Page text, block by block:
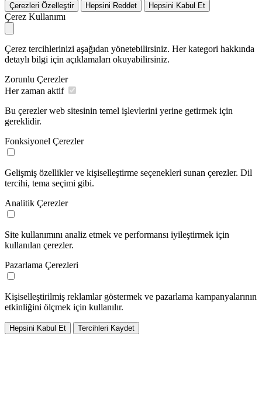
Çerezleri Özelleştir Hepsini Reddet Hepsini Kabul Et
Çerez Kullanımı
Çerez tercihlerinizi aşağıdan yönetebilirsiniz. Her kategori hakkında
detaylı bilgi için açıklamaları okuyabilirsiniz.
Zorunlu Çerezler
Her zaman aktif
Bu çerezler web sitesinin temel işlevlerini yerine getirmek için
gereklidir.
Fonksiyonel Çerezler
Gelişmiş özellikler ve kişiselleştirme seçenekleri sunan çerezler. Dil
tercihi, tema seçimi gibi.
Analitik Çerezler
Site kullanımını analiz etmek ve performansı iyileştirmek için
kullanılan çerezler.
Pazarlama Çerezleri
Kişiselleştirilmiş reklamlar göstermek ve pazarlama kampanyalarının
etkinliğini ölçmek için kullanılır.
Hepsini Kabul Et Tercihleri Kaydet